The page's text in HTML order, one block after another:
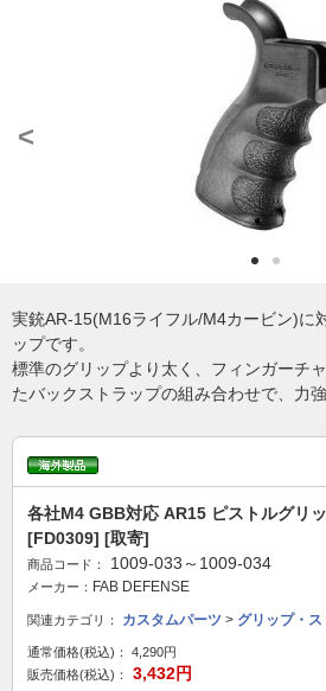
<
実銃AR-15(M16ライフル/M4カービン)に
ップです。
標準のグリップより太く、フィンガーチ
たバックストラップの組み合わせで、力
各社M4 GBB対応 AR15 ピストルグリ
[FD0309] [取寄]
商品コード： 1009-033～1009-034
メーカー： FAB DEFENSE
関連カテゴリ： カスタムパーツ > グリップ・
通常価格(税込)：
4,290円
販売価格(税込)：
3,432円